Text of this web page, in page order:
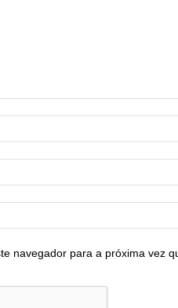
navegador para a próxima vez